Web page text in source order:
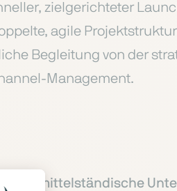
zielgerichteter
agile
Begleitung von der
Management.
an
mittelständische